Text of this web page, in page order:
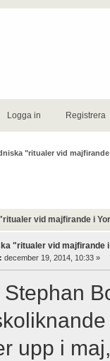
Logga in Registrera
"ritualer vid
vid majfirande i
"ritualer vid majfirande
december 19, 2014, 10:33 »
Stephan
upp i